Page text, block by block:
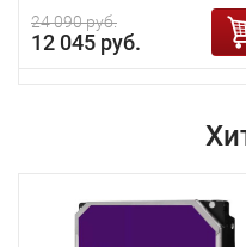
24 090 руб.
12 045 руб.